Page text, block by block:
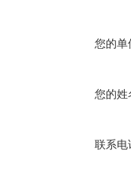
您的单
您的姓
联系电